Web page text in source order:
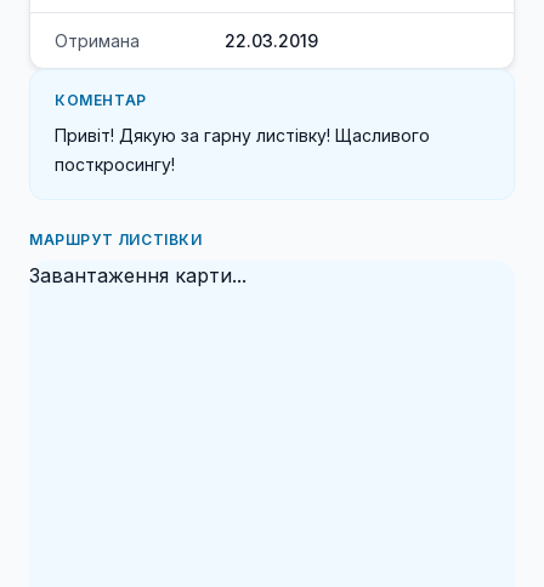
Отримана 22.03.2019
КОМЕНТАР
Привіт! Дякую за гарну листівку! Щасливого
посткросингу!
МАРШРУТ ЛИСТІВКИ
Завантаження карти...